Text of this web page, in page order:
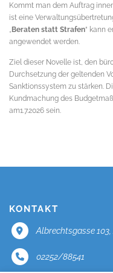
Kommt man dem Auftrag
ist eine
„Beraten statt Strafen“ kann
angewendet werden.
Ziel dieser Novelle ist, den
Durchsetzung der geltenden
Sanktionssystem zu stärken.
Kundmachung des
am1.7.2026 sein.
KONTAKT
Albrechtsgasse 103,
02252/88541